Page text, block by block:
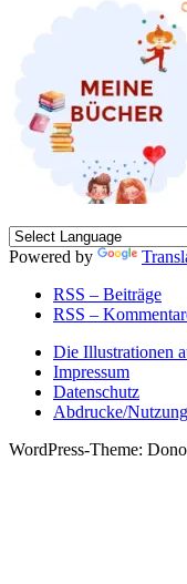
Powered by
RSS – Beiträge
RSS –
Die Illustrationen
Impressum
Datenschutz
Abdrucke/Nutzung
WordPress-Theme: